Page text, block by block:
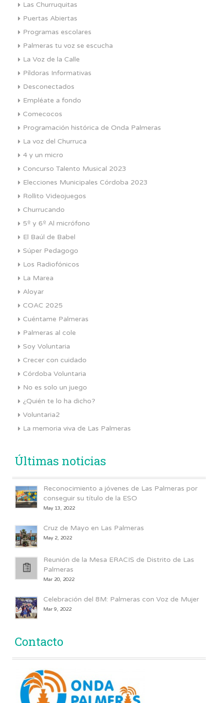
Las Churruquitas
Puertas Abiertas
Programas escolares
Palmeras tu voz se escucha
La Voz de la Calle
Píldoras Informativas
Desconectados
Empléate a fondo
Comecocos
Programación histórica de Onda Palmeras
La voz del Churruca
4 y un micro
Concurso Talento Musical 2023
Elecciones Municipales Córdoba 2023
Rollito Videojuegos
Churrucando
5º y 6º Al micrófono
El Baúl de Babel
Súper Pedagogo
Los Radiofónicos
La Marea
Aloyar
COAC 2025
Cuéntame Palmeras
Palmeras al cole
Soy Voluntaria
Crecer con cuidado
Córdoba Voluntaria
No es solo un juego
¿Quién te lo ha dicho?
Voluntaria2
La memoria viva de Las Palmeras
Últimas noticias
Reconocimiento a jóvenes de Las Palmeras por
conseguir su título de la ESO
May 13, 2022
Cruz de Mayo en Las Palmeras
May 2, 2022
Reunión de la Mesa ERACIS de Distrito de Las
Palmeras
Mar 20, 2022
Celebración del 8M: Palmeras con Voz de Mujer
Mar 9, 2022
Contacto